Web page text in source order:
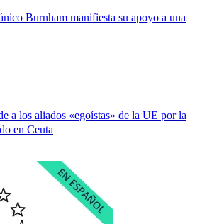
Burnham manifiesta su apoyo a una
a los aliados «egoístas» de la UE por la
en Ceuta